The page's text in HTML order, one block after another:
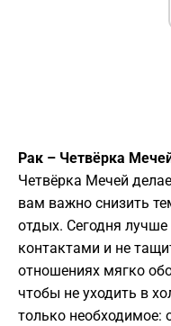
Рак – Четвёрка
Четвёрка Мечей
вам важно снизить
отдых. Сегодня лучше
контактами и не
отношениях мягко
чтобы не уходить в
только необходимое: